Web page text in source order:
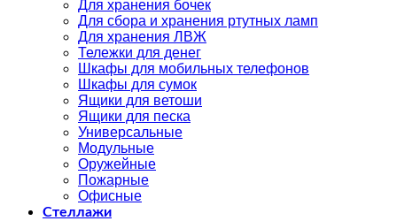
Для хранения бочек
Для сбора и хранения ртутных ламп
Для хранения ЛВЖ
Тележки для денег
Шкафы для мобильных телефонов
Шкафы для сумок
Ящики для ветоши
Ящики для песка
Универсальные
Модульные
Оружейные
Пожарные
Офисные
Стеллажи